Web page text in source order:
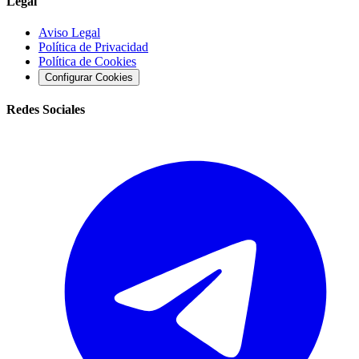
Aviso Legal
Política de Privacidad
Política de Cookies
Configurar Cookies
Redes Sociales